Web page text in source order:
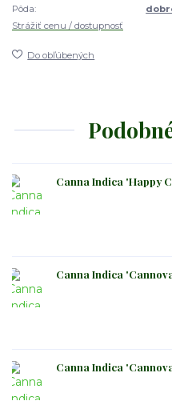
Pôda:
Strážiť cenu / dostupnosť
Do obľúbených
Canna Indica 'Happy
Canna Indica
Canna Indica